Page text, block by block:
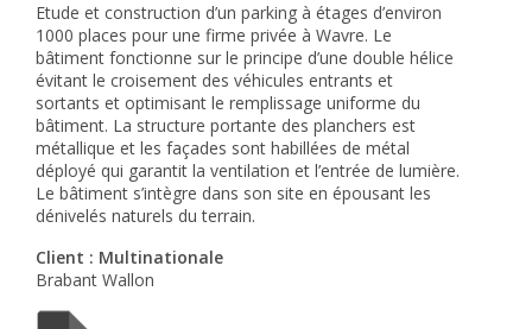
Etude et construction d’un parking à étages d’environ
1000 places pour une firme privée à Wavre. Le
bâtiment fonctionne sur le principe d’une double hélice
évitant le croisement des véhicules entrants et
sortants et optimisant le remplissage uniforme du
bâtiment. La structure portante des planchers est
métallique et les façades sont habillées de métal
déployé qui garantit la ventilation et l’entrée de lumière.
Le bâtiment s’intègre dans son site en épousant les
dénivelés naturels du terrain.
Client : Multinationale
Brabant Wallon